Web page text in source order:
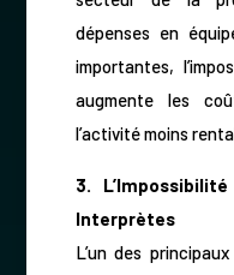
dépenses en
importantes,
augmente les
l’activité moins
3.
Interprètes
L’un des